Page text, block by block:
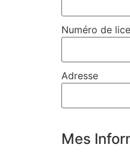
Numéro de
Adresse
Mes